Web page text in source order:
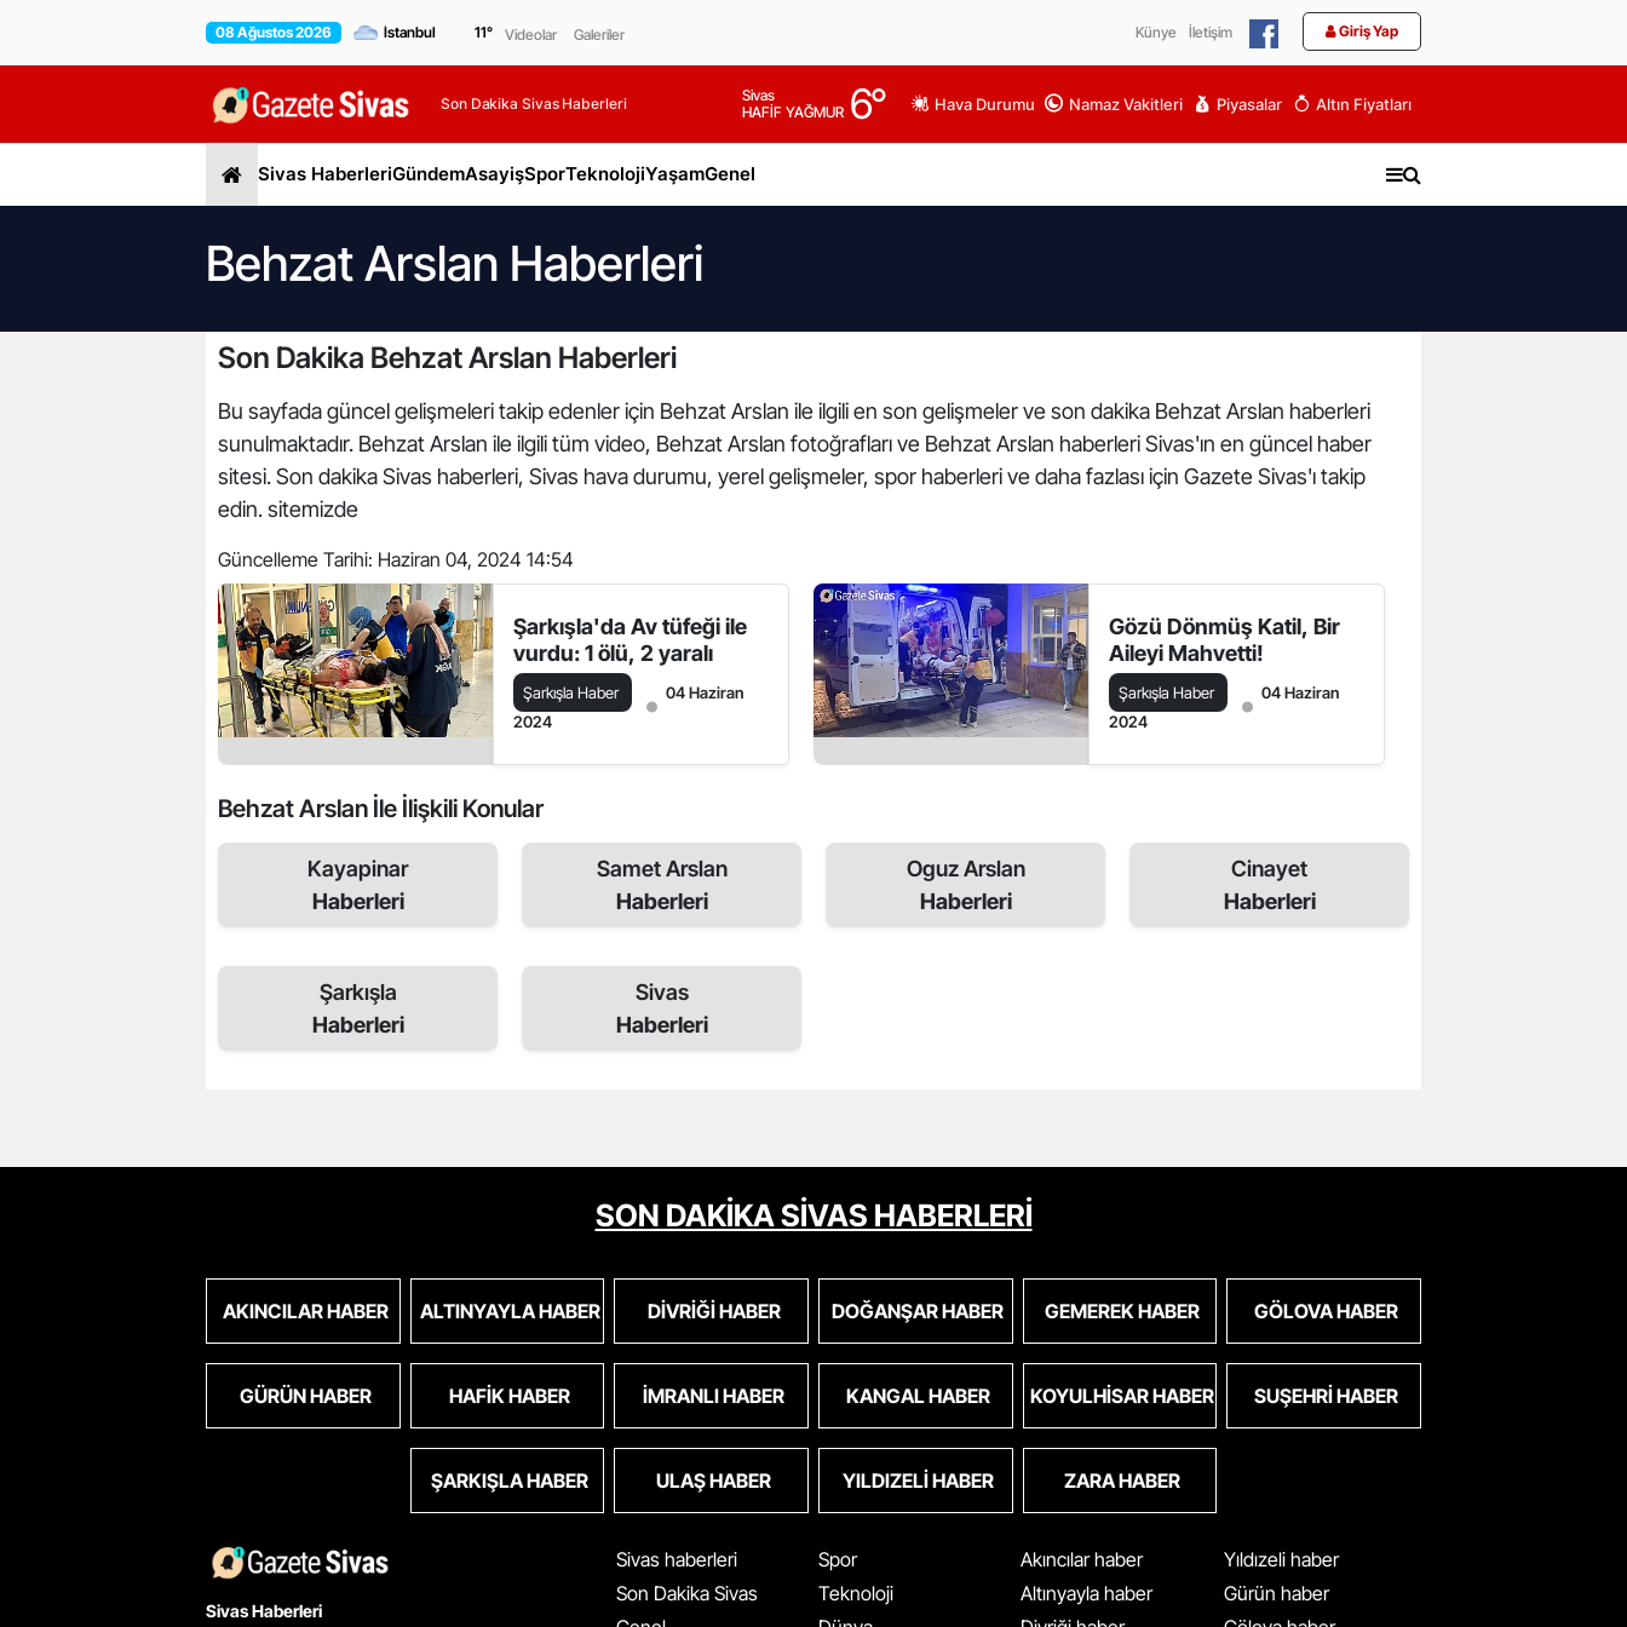
08 Ağustos 2026 11° Videolar Galeriler Künye İletişim Giriş Yap
Son Dakika Sivas Haberleri
Sivas
HAFİF YAĞMUR 6° Hava Durumu Namaz Vakitleri Piyasalar Altın Fiyatları
Sivas HaberleriGündemAsayişSporTeknolojiYaşamGenel
Behzat Arslan Haberleri
Son Dakika Behzat Arslan Haberleri
Bu sayfada güncel gelişmeleri takip edenler için Behzat Arslan ile ilgili en son gelişmeler ve son dakika Behzat Arslan haberleri
sunulmaktadır. Behzat Arslan ile ilgili tüm video, Behzat Arslan fotoğrafları ve Behzat Arslan haberleri Sivas'ın en güncel haber
sitesi. Son dakika Sivas haberleri, Sivas hava durumu, yerel gelişmeler, spor haberleri ve daha fazlası için Gazete Sivas'ı takip
edin. sitemizde
Güncelleme Tarihi: Haziran 04, 2024 14:54
Şarkışla'da Av tüfeği ile
vurdu: 1 ölü, 2 yaralı
Şarkışla Haber
04 Haziran
2024
Gözü Dönmüş Katil, Bir
Aileyi Mahvetti!
Şarkışla Haber
04 Haziran
2024
Behzat Arslan İle İlişkili Konular
Kayapinar
Haberleri
Samet Arslan
Haberleri
Oguz Arslan
Haberleri
Cinayet
Haberleri
Şarkışla
Haberleri
Sivas
Haberleri
SON DAKİKA SİVAS HABERLERİ
AKINCILAR HABER ALTINYAYLA HABER DIVRIĞI HABER DOĞANŞAR HABER GEMEREK HABER GÖLOVA HABER
GÜRÜN HABER HAFIK HABER İMRANLI HABER KANGAL HABER KOYULHISAR HABER SUŞEHRI HABER
ŞARKIŞLA HABER ULAŞ HABER YILDIZELI HABER ZARA HABER
Sivas Haberleri
Sivas haberleri
Son Dakika Sivas
Spor
Teknoloji
Akıncılar haber
Altınyayla haber
Yıldızeli haber
Gürün haber